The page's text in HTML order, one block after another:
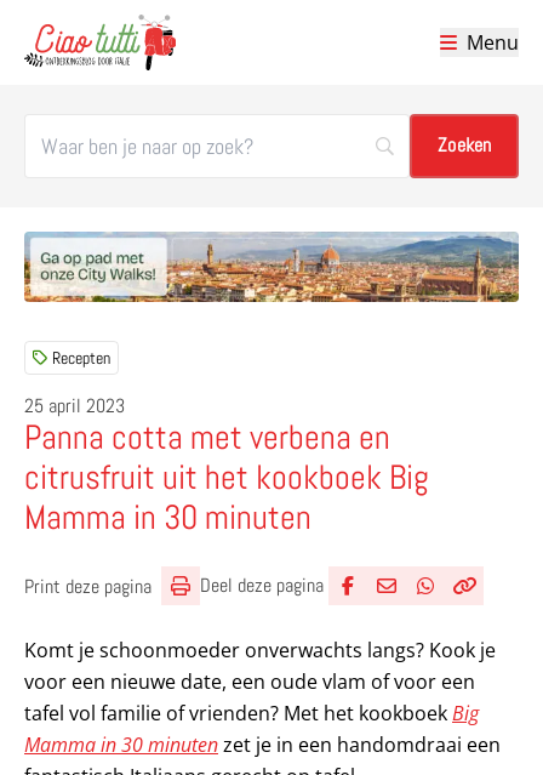
Menu
Recepten
25 april 2023
Panna cotta met verbena en
citrusfruit uit het kookboek Big
Mamma in 30 minuten
Print deze pagina Deel deze pagina
Komt je schoonmoeder onverwachts langs? Kook je
voor een nieuwe date, een oude vlam of voor een
tafel vol familie of vrienden? Met het kookboekBig
Mamma in 30 minutenzet je in een handomdraai een